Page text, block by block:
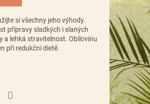
si všechny jeho výhody.
přípravy sladkých i slaných
a lehká stravitelnost. Obilovinu
při redukční dietě.